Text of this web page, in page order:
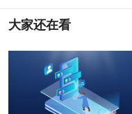
大家还在看